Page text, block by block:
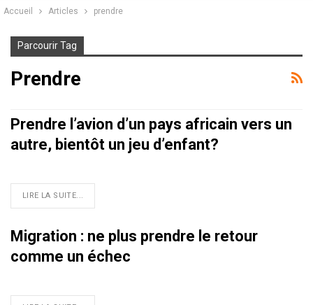
Accueil Articles prendre
Parcourir Tag
Prendre
Prendre l’avion d’un pays africain vers un
autre, bientôt un jeu d’enfant?
LIRE LA SUITE...
Migration : ne plus prendre le retour
comme un échec